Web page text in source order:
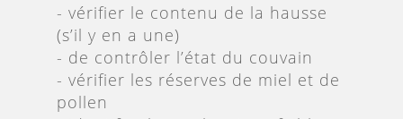
- vérifier le contenu de la hausse
(s’il y en a une)
- de contrôler l’état du couvain
- vérifier les réserves de miel et de
pollen